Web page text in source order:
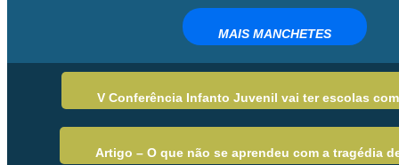
MAIS MANCHETES
V Conferência Infanto Juvenil vai ter escolas
Artigo – O que não se aprendeu com a tragédia